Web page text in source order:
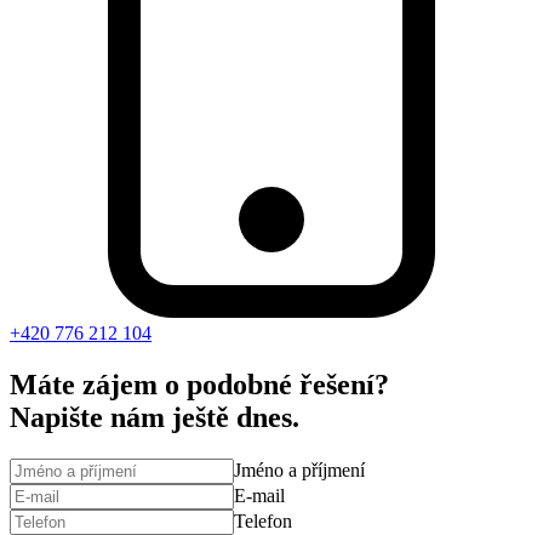
+420 776 212 104
Máte zájem o podobné řešení?
Napište nám ještě dnes.
Jméno a příjmení
E-mail
Telefon